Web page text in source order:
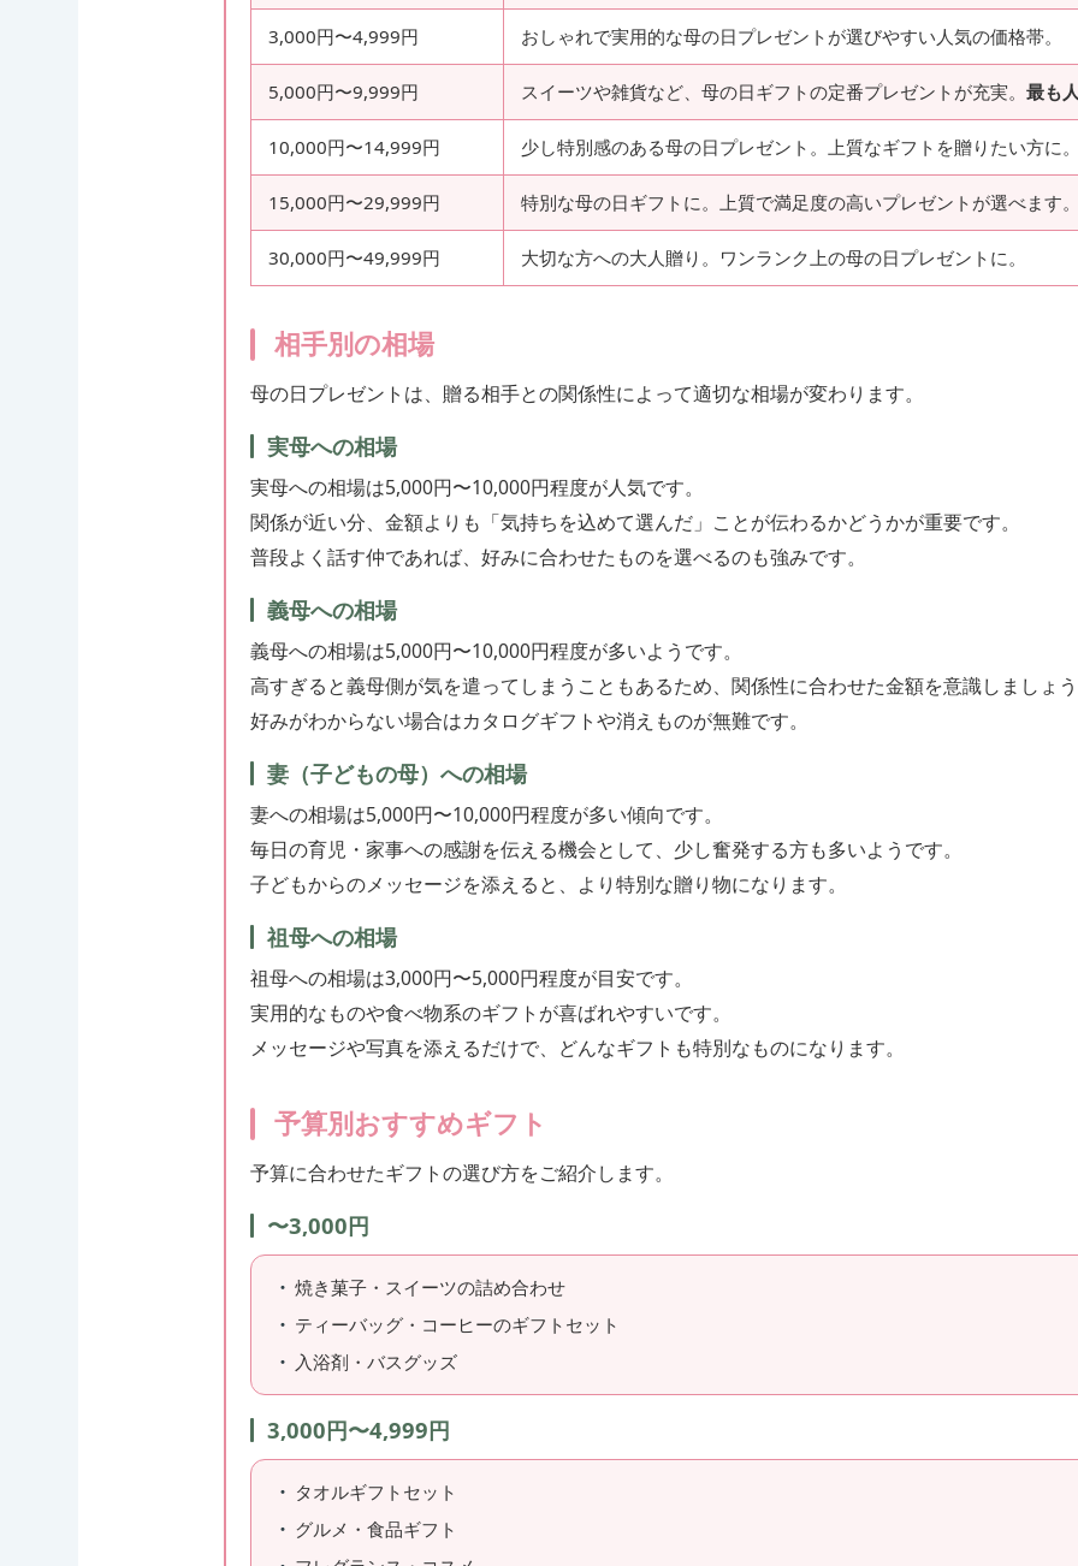
3,000円〜4,999円 おしゃれで実用的な母の日プレゼントが選びやすい人気の価格帯。
5,000円〜9,999円 スイーツや雑貨など、母の日ギフトの定番プレゼントが充実。 最も
10,000円〜14,999円 少し特別感のある母の日プレゼント。上質なギフトを贈りたい方に
15,000円〜29,999円 特別な母の日ギフトに。上質で満足度の高いプレゼントが選べます
30,000円〜49,999円 大切な方への大人贈り。ワンランク上の母の日プレゼントに。
相手別の相場
母の日プレゼントは、贈る相手との関係性によって適切な相場が変わります。
実母への相場
実母への相場は5,000円〜10,000円程度が人気です。
関係が近い分、金額よりも「気持ちを込めて選んだ」ことが伝わるかどうかが重要です。
普段よく話す仲であれば、好みに合わせたものを選べるのも強みです。
義母への相場
義母への相場は5,000円〜10,000円程度が多いようです。
高すぎると義母側が気を遣ってしまうこともあるため、関係性に合わせた金額を意識しましょ
好みがわからない場合はカタログギフトや消えものが無難です。
妻（子どもの母）への相場
妻への相場は5,000円〜10,000円程度が多い傾向です。
毎日の育児・家事への感謝を伝える機会として、少し奮発する方も多いようです。
子どもからのメッセージを添えると、より特別な贈り物になります。
祖母への相場
祖母への相場は3,000円〜5,000円程度が目安です。
実用的なものや食べ物系のギフトが喜ばれやすいです。
メッセージや写真を添えるだけで、どんなギフトも特別なものになります。
予算別おすすめギフト
予算に合わせたギフトの選び方をご紹介します。
〜3,000円
焼き菓子・スイーツの詰め合わせ
ティーバッグ・コーヒーのギフトセット
入浴剤・バスグッズ
3,000円〜4,999円
タオルギフトセット
グルメ・食品ギフト